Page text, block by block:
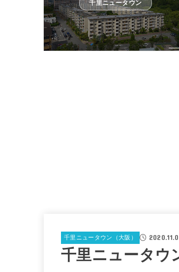
千里ニュータウン
千里ニュータウン（大阪）
千里ニュータウ